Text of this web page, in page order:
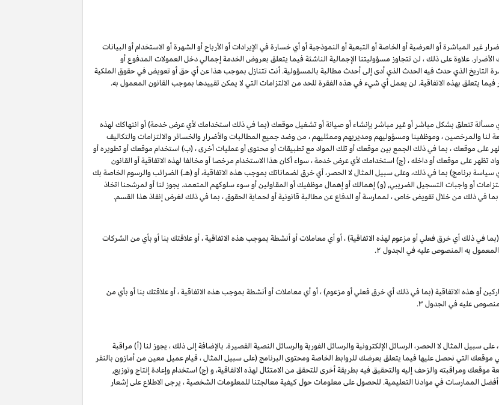
المباشرة أو العرضية أو الخاصة أو التبعية أو النموذجية أو أي خسارة في الإيرادات أو الأرباح أو الشهرة أو الاستخدام أو البيانات
علاوة على ذلك ، لن تتجاوز مسؤوليتنا الإجمالية الناشئة فيما يتعلق بعروض الخدمة إجمالي دخل العمولات المدفوع أو
التاريخ الذي حدث فيه الحدث الذي أدى إلى أحدث مطالبة بالمسؤولية. أنت تتنازل بموجب هذا عن أي حق أو تعويض في حقوق الملكية
يتعلق بهذه الاتفاقية. لن يعمل أي شيء في هذه الفقرة للحد من الالتزامات التي لا يمكن تقييدها بموجب القانون المعمول به.
تتعلق بشكل مباشر أو غير مباشر بإنشاء أو صيانة أو تشغيل موقعك (بما في ذلك استخدامك لأي عرض خدمة) أو انتهاكك لهذه
لنا والمرخصين ، وموظفينا ومسؤوليهم ومديريهم وممثليهم ، من وضد جميع المطالبات والأضرار والخسائر والالتزامات والتكاليف
على موقعك ، بما في ذلك الجمع بين موقعك أو تلك المواد مع تطبيقات أو محتوى أو عمليات أخرى ، (ب) استخدام موقعك أو تطويره أو
تظهر على موقعك أو داخله ، (ج) استخدامك لأي عرض خدمة ، سواء أكان هذا الاستخدام مرخصا أو مخالفا لهذه الاتفاقية أو القانون
سياسة برنامج) بما في ذلك، وعلى سبيل المثال لا الحصر، أي خرق لضماناتك بموجب هذه الاتفاقية، أو (هـ) الضرائب والرسوم الخاصة بك
أو واجبات التسجيل الضريبي, (و) إهمالك أو إهمال موظفيك أو المقاولين أو سوء سلوكهم المتعمد. يجوز لنا أو لمرشحنا اتخاذ
بما في ذلك من خلال تفويض خاص ، لممارسة أو الدفاع عن مطالبة قانونية أو لحماية الحقوق ، بما في ذلك لغرض إنفاذ هذا القسم.
في ذلك أي خرق فعلي أو مزعوم لهذه الاتفاقية) ، أو أي معاملات أو أنشطة بموجب هذه الاتفاقية ، أو علاقتك بنا أو بأي من الشركات
المعمول به المنصوص عليه في الجدول ۲.
أو هذه الاتفاقية (بما في ذلك أي خرق فعلي أو مزعوم) ، أو أي معاملات أو أنشطة بموجب هذه الاتفاقية ، أو علاقتك بنا أو بأي من
عليه في الجدول ۳.
سبيل المثال لا الحصر، الرسائل الإلكترونية والرسائل الفورية والرسائل النصية القصيرة. بالإضافة إلى ذلك ، يجوز لنا (أ) مراقبة
التي نحصل عليها فيما يتعلق بعرضك للروابط الخاصة ومحتوى البرنامج (على سبيل المثال ، قيام عميل معين من أمازون بالنقر
ومراقبته والزحف إليه والتحقيق فيه بطريقة أخرى للتحقق من الامتثال لهذه الاتفاقية، و (ج) استخدام وإعادة إنتاج وتوزيع,
الممارسات في موادنا التعليمية. للحصول على معلومات حول كيفية معالجتنا للمعلومات الشخصية ، يرجى الاطلاع على إشعار